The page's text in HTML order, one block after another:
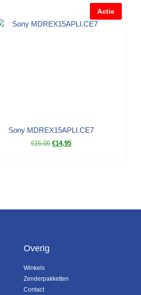
Actie
Sony MDREX15APLI.CE7
€15,00 €14,95
Overig
Winkels
Zenderpakketten
Contact